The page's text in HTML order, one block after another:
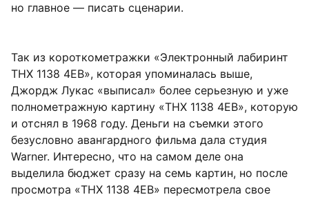
но главное — писать сценарии.
Так из короткометражки «Электронный лабиринт
THX 1138 4EB», которая упоминалась выше,
Джордж Лукас «выписал» более серьезную и уже
полнометражную картину «THX 1138 4EB», которую
и отснял в 1968 году. Деньги на съемки этого
безусловно авангардного фильма дала студия
Warner. Интересно, что на самом деле она
выделила бюджет сразу на семь картин, но после
просмотра «THX 1138 4EB» пересмотрела свое